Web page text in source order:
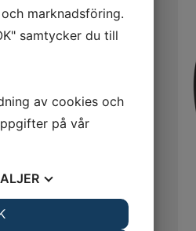
marknadsföring.
samtycker du till
av cookies och
på vår